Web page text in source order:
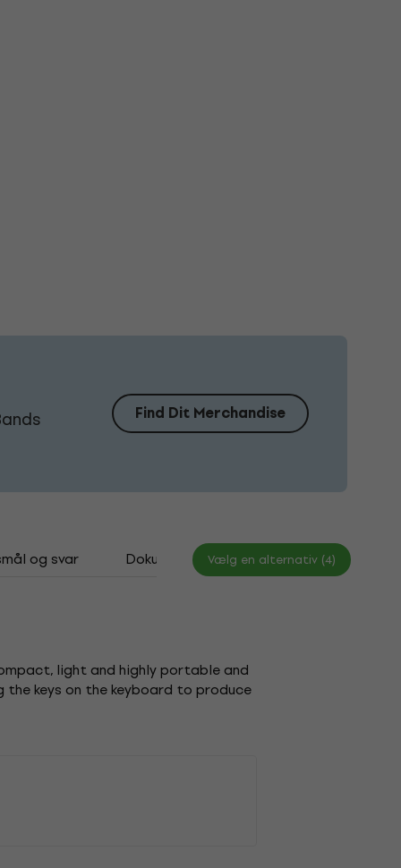
Find Dit Merchandise
og svar Dokumenter Vælg en alternativ (4)
light and highly portable and
keys on the keyboard to produce